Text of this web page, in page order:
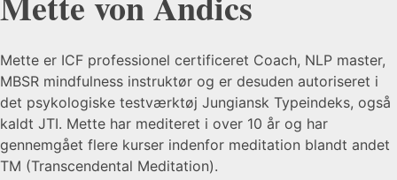
Mette er ICF professionel certificeret Coach, NLP master,
MBSR mindfulness instruktør og er desuden autoriseret i
det psykologiske testværktøj Jungiansk Typeindeks, også
kaldt JTI. Mette har mediteret i over 10 år og har
gennemgået flere kurser indenfor meditation blandt andet
TM (Transcendental Meditation).